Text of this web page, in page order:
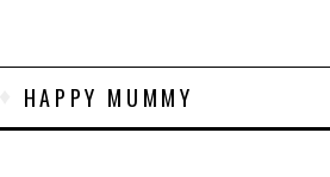
HAPPY MUMMY